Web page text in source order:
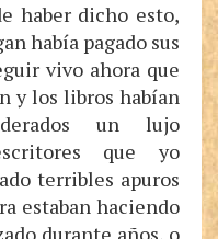
haber dicho esto,
había pagado sus
vivo ahora que
y los libros habían
un lujo
que yo
terribles apuros
estaban haciendo
durante años, o